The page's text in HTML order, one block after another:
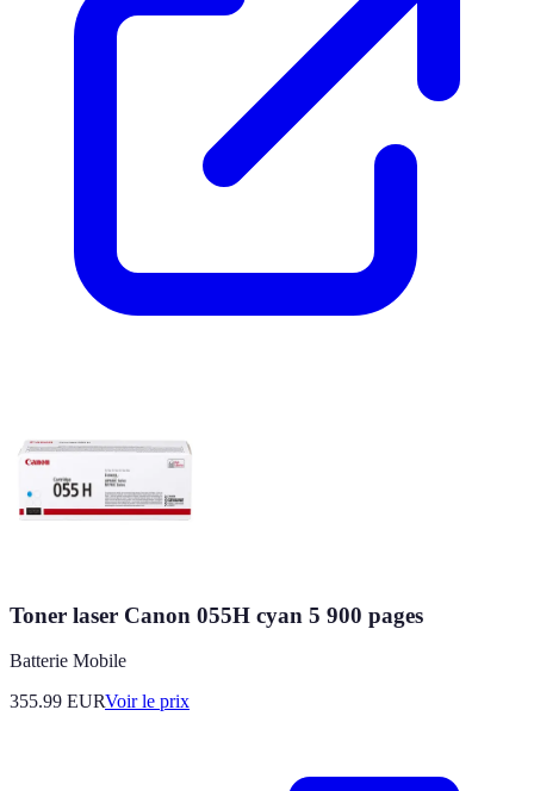
Toner laser Canon 055H cyan 5 900 pages
Batterie Mobile
355.99 EURVoir le prix